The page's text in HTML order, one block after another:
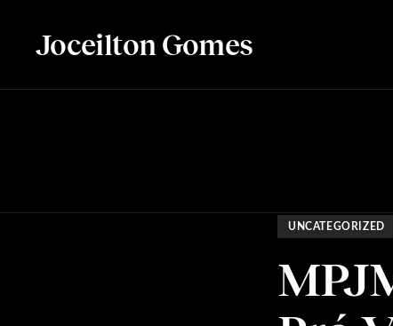
Joceilton Gomes
UNCATEGORIZED